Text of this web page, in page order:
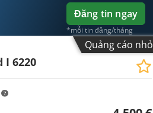
Đăng tin ngay
*mỗi tin đăng/tháng
Quảng cáo nhỏ
I 6220